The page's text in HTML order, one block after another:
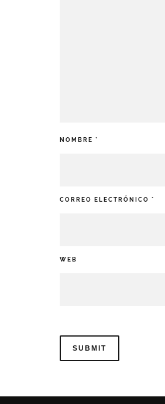
NOMBRE *
CORREO ELECTRÓNICO *
WEB